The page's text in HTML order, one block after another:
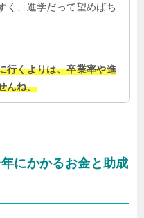
く、進学だって望めばち
行くよりは、卒業率や進
んね。
にかかるお金と助成